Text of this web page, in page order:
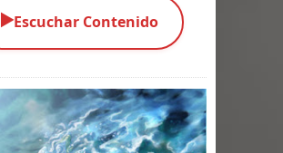
Exaltados y Muertos Vivientes
Los Muertos se Levantan (Relato)
▶️Escuchar Contenido